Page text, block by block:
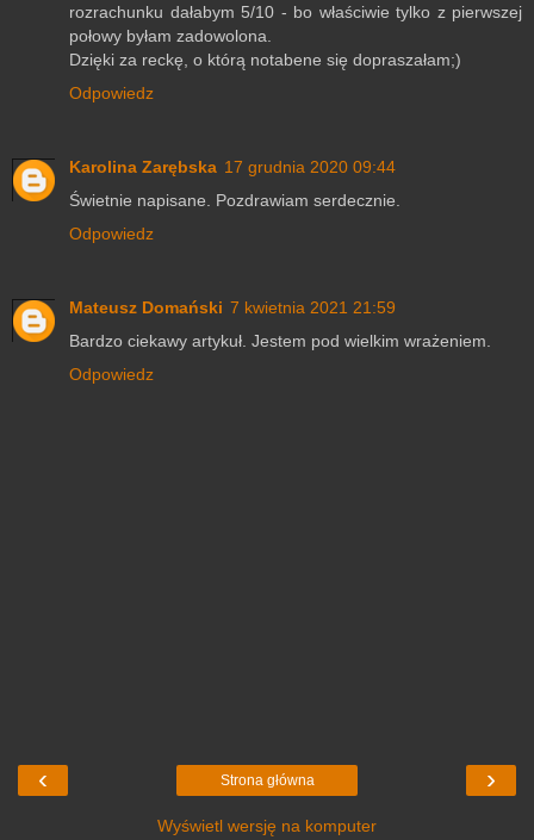
rozrachunku dałabym 5/10 - bo właściwie tylko z pierwszej
połowy byłam zadowolona.
Dzięki za reckę, o którą notabene się dopraszałam;)
Odpowiedz
Karolina Zarębska 17 grudnia 2020 09:44
Świetnie napisane. Pozdrawiam serdecznie.
Odpowiedz
Mateusz Domański 7 kwietnia 2021 21:59
Bardzo ciekawy artykuł. Jestem pod wielkim wrażeniem.
Odpowiedz
‹ ›
Strona główna
Wyświetl wersję na komputer